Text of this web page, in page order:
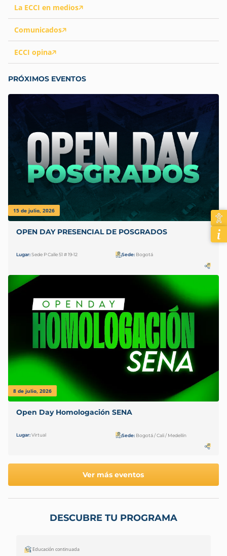
La ECCI en medios
Comunicados
ECCI opina
PRÓXIMOS EVENTOS
15 de julio, 2026
OPEN DAY PRESENCIAL DE POSGRADOS
Lugar:Sede P Calle 51 # 19-12 Sede:Bogotá
8 de julio, 2026
Open Day Homologación SENA
Lugar:Virtual Sede:Bogotá / Cali / Medellín
Ver más eventos
DESCUBRE TU PROGRAMA
Educación continuada